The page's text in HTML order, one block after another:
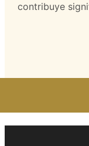
contribuye